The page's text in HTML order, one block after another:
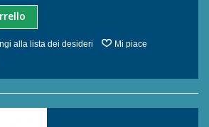
alla lista dei desideri
Mi piace